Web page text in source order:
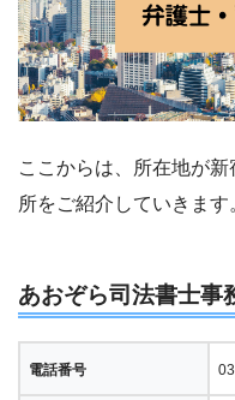
ここからは、所在地が
所をご紹介していきます
あおぞら司法書士事
電話番号